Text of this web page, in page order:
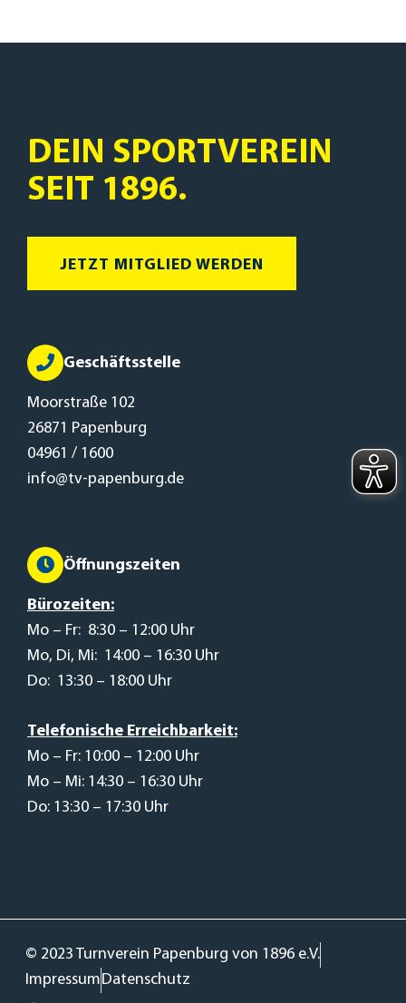
DEIN SPORTVEREIN
SEIT 1896.
JETZT MITGLIED WERDEN
Geschäftsstelle
Moorstraße 102
26871 Papenburg
04961 / 1600
info@tv-papenburg.de
Öffnungszeiten
Bürozeiten:
Mo – Fr: 8:30 – 12:00 Uhr
Mo, Di, Mi: 14:00 – 16:30 Uhr
Do: 13:30 – 18:00 Uhr
Telefonische Erreichbarkeit:
Mo – Fr: 10:00 – 12:00 Uhr
Mo – Mi: 14:30 – 16:30 Uhr
Do: 13:30 – 17:30 Uhr
© 2023 Turnverein Papenburg von 1896 e.V.
ImpressumDatenschutz